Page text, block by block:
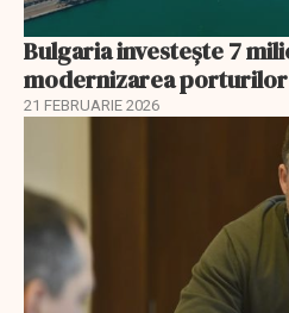
Bulgaria investește 7
modernizarea porturilor
21 FEBRUARIE 2026